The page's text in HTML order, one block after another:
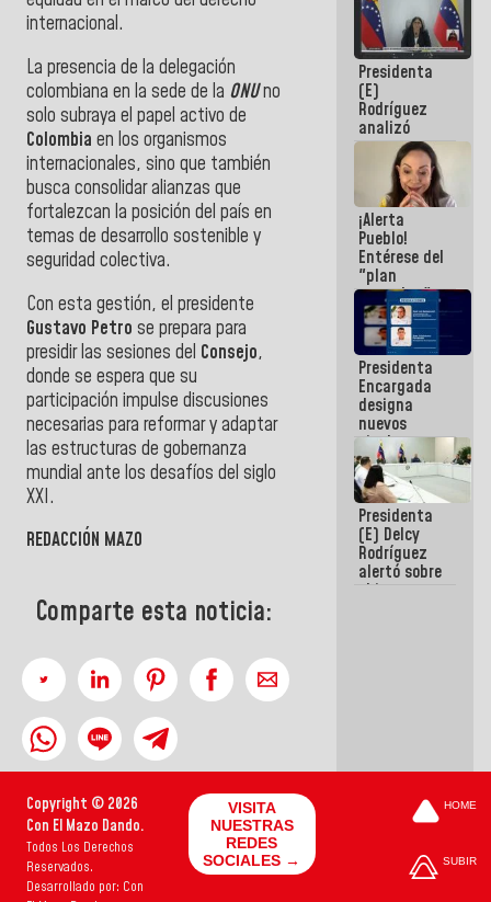
internacional.
La presencia de la delegación
colombiana en la sede de la ONUno
solo subraya el papel activo de
Colombia en los organismos
internacionales, sino que también
busca consolidar alianzas que
fortalezcan la posición del país en
temas de desarrollo sostenible y
seguridad colectiva.
Con esta gestión, el presidente
Gustavo Petro se prepara para
presidir las sesiones del Consejo,
donde se espera que su
participación impulse discusiones
necesarias para reformar y adaptar
las estructuras de gobernanza
mundial ante los desafíos del siglo
XXI.
REDACCIÓN MAZO
Comparte esta noticia:
escribir
hazlo hoy
por que no
sabemos si
la semana
que viene
hay
programa
Presidenta
(E)
Rodríguez
analizó
junto a
gobernadores
planes de
recuperación
del Sistema
Eléctrico
Nacional
¡Alerta
Pueblo!
Entérese del
"plan
enjambre"
de La Sayo
para
sabotear el
diálogo y
promover el
caos
Presidenta
Encargada
designa
nuevos
titulares en
el
Viceministerio
de Energía
Eléctrica y
CORPOELEC
Presidenta
(E) Delcy
Rodríguez
alertó sobre
el impacto
Copyright © 2026
Con El Mazo Dando.
Todos Los Derechos
Reservados.
Desarrollado por: Con
VISITA
NUESTRAS
REDES
SOCIALES →
HOME
SUBIR